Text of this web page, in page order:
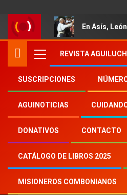
En Asís,
REVISTA
SUSCRIPCIONES
AGUINOTICIAS
DONATIVOS CONTACTO
CATÁLOGO DE LIBROS 2025
MISIONEROS COMBONIANOS
Inicio Aguinoticias
reciclaje